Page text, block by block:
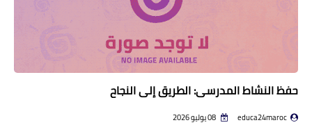
حفظ النشاط المدرسي: الطريق إلى النجاح
educa24maroc